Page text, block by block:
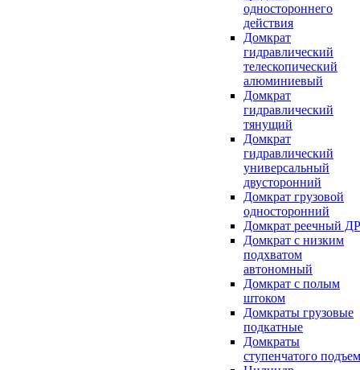
одностороннего
действия
Домкрат
гидравлический
телескопический
алюминиевый
Домкрат
гидравлический
тянущий
Домкрат
гидравлический
универсальный
двусторонний
Домкрат грузовой
односторонний
Домкрат реечный ДР
Домкрат с низким
подхватом
автономный
Домкрат с полым
штоком
Домкраты грузовые
подкатные
Домкраты
ступенчатого